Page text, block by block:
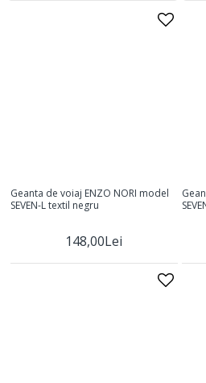
Geanta de voiaj ENZO NORI model
SEVEN-L textil negru
148,00Lei